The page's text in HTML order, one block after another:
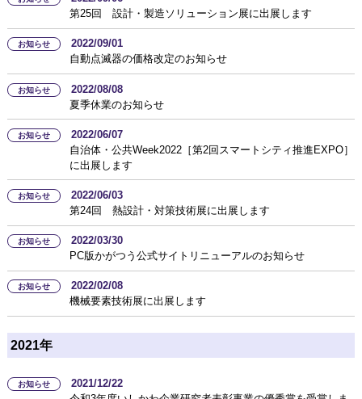
第25回 設計・製造ソリューション展に出展します
お知らせ
2022/09/01
自動点滅器の価格改定のお知らせ
お知らせ
2022/08/08
夏季休業のお知らせ
お知らせ
2022/06/07
自治体・公共Week2022［第2回スマートシティ推進EXPO］
に出展します
お知らせ
2022/06/03
第24回 熱設計・対策技術展に出展します
お知らせ
2022/03/30
PC版かがつう公式サイトリニューアルのお知らせ
お知らせ
2022/02/08
機械要素技術展に出展します
2021年
お知らせ
2021/12/22